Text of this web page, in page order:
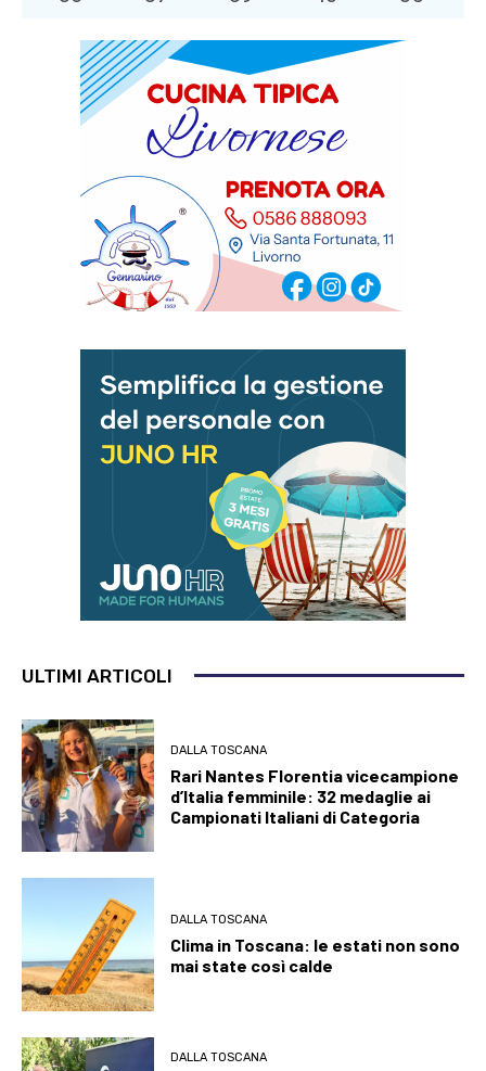
ULTIMI ARTICOLI
DALLA TOSCANA
Rari Nantes Florentia vicecampione
d’Italia femminile: 32 medaglie ai
Campionati Italiani di Categoria
DALLA TOSCANA
Clima in Toscana: le estati non sono
mai state così calde
DALLA TOSCANA